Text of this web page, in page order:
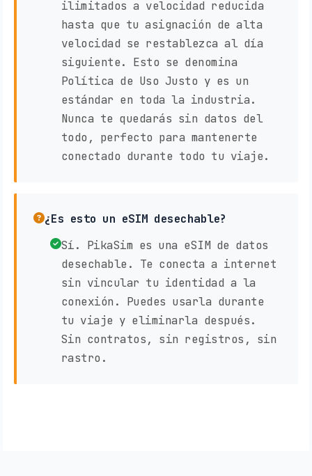
ilimitados a velocidad reducida
hasta que tu asignación de alta
velocidad se restablezca al día
siguiente. Esto se denomina
Política de Uso Justo y es un
estándar en toda la industria.
Nunca te quedarás sin datos del
todo, perfecto para mantenerte
conectado durante todo tu viaje.
¿Es esto un eSIM desechable?
Sí. PikaSim es una eSIM de datos
desechable. Te conecta a internet
sin vincular tu identidad a la
conexión. Puedes usarla durante
tu viaje y eliminarla después.
Sin contratos, sin registros, sin
rastro.